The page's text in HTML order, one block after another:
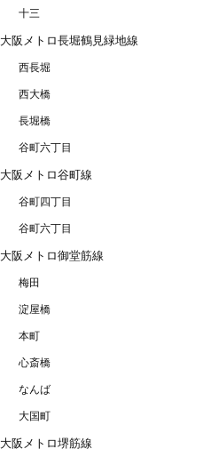
十三
大阪メトロ長堀鶴見緑地線
西長堀
西大橋
長堀橋
谷町六丁目
大阪メトロ谷町線
谷町四丁目
谷町六丁目
大阪メトロ御堂筋線
梅田
淀屋橋
本町
心斎橋
なんば
大国町
大阪メトロ堺筋線